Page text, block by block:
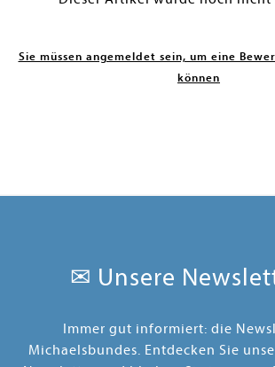
Sie müssen angemeldet sein, um eine
können
✉ Unsere
Immer gut informiert: die
Michaelsbundes. Entdecken Sie